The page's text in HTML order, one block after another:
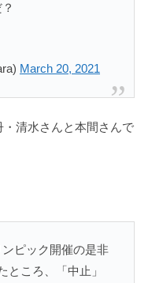
March 20, 2021
清水さんと本間さんで
ピック開催の是非
ところ、「中止」